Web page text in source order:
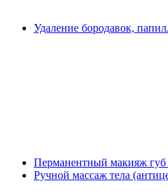
Удаление бородавок,
Перманентный макияж губ
Ручной массаж тела